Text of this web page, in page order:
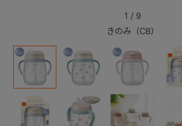
きのみ（CB）
1 / 9